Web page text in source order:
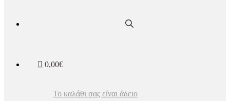
0,00€
Το καλάθι σας είναι άδειο